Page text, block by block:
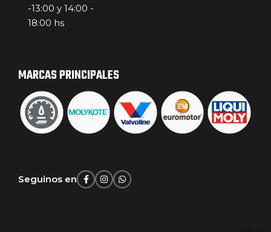
-13:00 y 14:00 -
18:00 hs
MARCAS PRINCIPALES
Seguinos en